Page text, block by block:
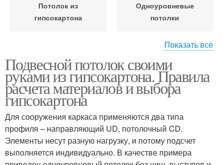
Потолок из
гипсокартона
Одноуровневые
потолки
Двухуровневый
потолок
Натяжные потолки
Натяжной потолок Подвесные потолки
Показать все
Подвесной потолок своими
руками из гипсокартона. Правила
расчета материалов и выбора
гипсокартона
Для сооружения каркаса применяются два типа
профиля – направляющий UD, потолочный CD.
Элементы несут разную нагрузку, и потому подсчет
выполняется индивидуально. В качестве примера